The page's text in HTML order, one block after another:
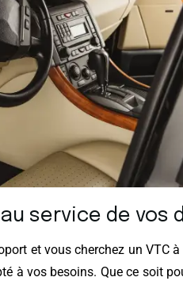
au service de
et vous cherchez un VTC
à vos besoins. Que ce soit